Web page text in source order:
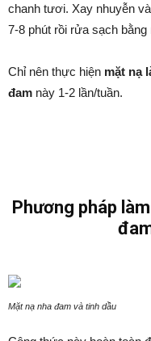
chanh tươi. Xay nhuyễn
7-8 phút rồi rửa sạch
Chỉ nên thực hiện mặt nạ
đam này 1-2 lần/tuần.
Phương pháp
Mặt nạ nha đam và tinh dầu